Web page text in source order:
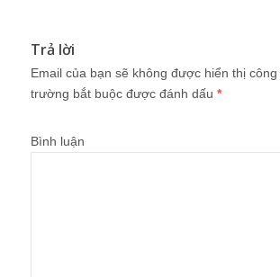
Trả lời
Email của bạn sẽ không được hiển thị công
trường bắt buộc được đánh dấu *
Bình luận